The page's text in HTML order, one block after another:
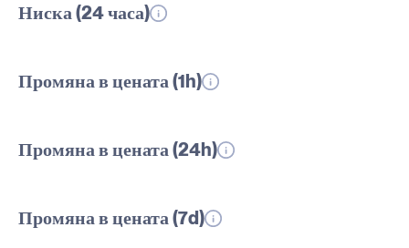
Ниска (24 часа)
Промяна в цената (1h)
Промяна в цената (24h)
Промяна в цената (7d)